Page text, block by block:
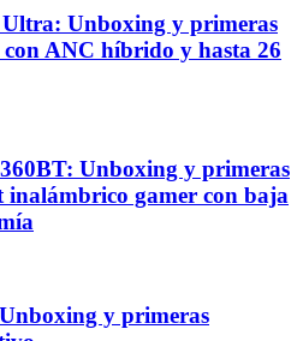
Unboxing y primeras
ANC híbrido y hasta 26
Unboxing y primeras
inalámbrico gamer con baja
y primeras